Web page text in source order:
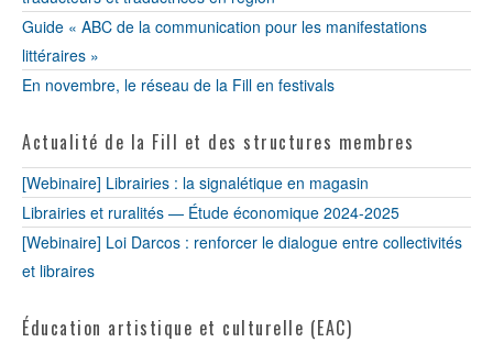
Guide « ABC de la communication pour les manifestations
littéraires »
En novembre, le réseau de la Fill en festivals
Actualité de la Fill et des structures membres
[Webinaire] Librairies : la signalétique en magasin
Librairies et ruralités — Étude économique 2024-2025
[Webinaire] Loi Darcos : renforcer le dialogue entre collectivités
et libraires
Éducation artistique et culturelle (EAC)